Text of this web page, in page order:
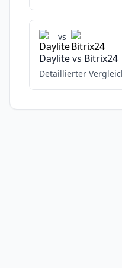
vs
Daylitevs Bitrix24
Detaillierter